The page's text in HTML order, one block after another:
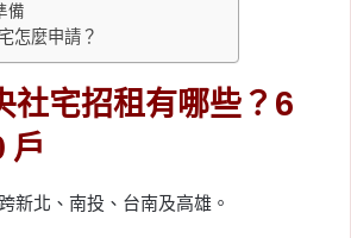
備
怎麼申請？
社宅招租有哪些？6
戶
新北、南投、台南及高雄。